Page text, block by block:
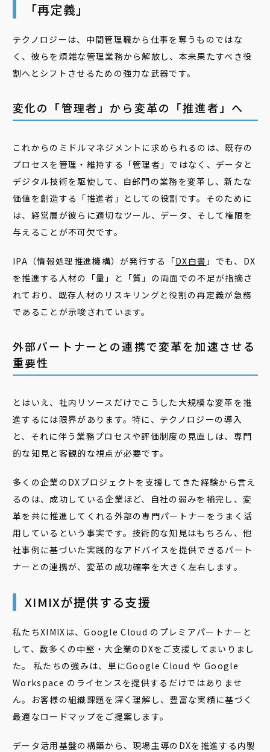
「再定義」
テクノロジーは、中間管理職から仕事を奪うものではな
く、彼らを煩雑な管理業務から解放し、本来果たすべき役
割へとシフトさせるための強力な武器です。
変化の「管理者」から変革の「推進者」へ
これからのミドルマネジメントに求められるのは、既存の
プロセスを管理・維持する「管理者」ではなく、データと
デジタル技術を駆使して、自部門の業務を変革し、新たな
価値を創造する「推進者」としての役割です。そのために
は、経営層が彼らに適切なツール、データ、そして権限を
与えることが不可欠です。
IPA（情報処理推進機構）が発行する「DX白書 」でも、DX
を推進する人材の「量」と「質」の両面での不足が指摘さ
れており、既存人材のリスキリングと役割の再定義が急務
であることが示唆されています。
外部パートナーとの連携で変革を加速させる
重要性
とはいえ、社内リソースだけでこうした大規模な変革を推
進するには限界があります。特に、テクノロジーの導入
と、それに伴う業務プロセスや評価制度の見直しは、専門
的な知見と客観的な視点が必要です。
多くの企業のDXプロジェクトを支援してきた経験から言え
るのは、成功している企業ほど、自社の弱みを補完し、変
革を共に推進してくれる外部の専門パートナーをうまく活
用しているという事実です。技術的な知見はもちろん、他
社事例に基づいた実践的なアドバイスを提供できるパート
ナーとの連携が、変革の成功確率を大きく左右します。
XIMIXが提供する支援
私たちXIMIXは、Google Cloud のプレミアパートナーと
して、数多くの中堅・大企業のDXをご支援してまいりまし
た。 私たちの強みは、単にGoogle Cloud や Google
Workspace のライセンスを提供するだけではありませ
ん。お客様の組織課題を深く理解し、豊富な実績に基づく
最適なロードマップをご提案します。
データ活用基盤の構築から、現場主導のDXを推進する内製